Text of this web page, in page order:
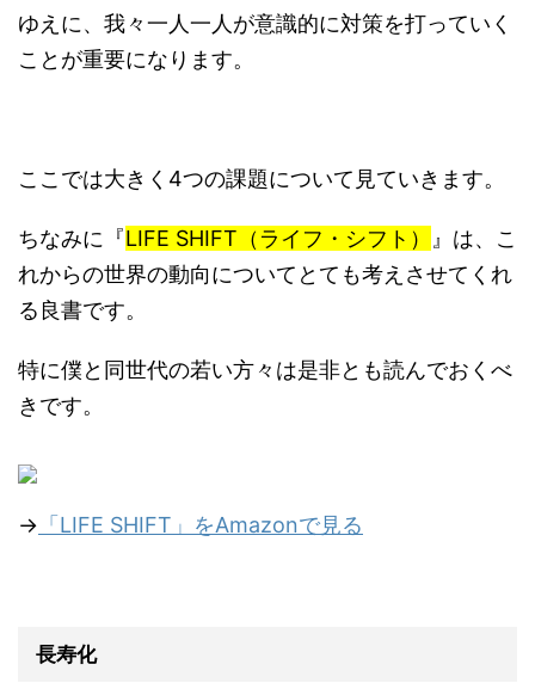
ゆえに、我々一人一人が意識的に対策を打っていく
ことが重要になります。
ここでは大きく4つの課題について見ていきます。
ちなみに『LIFE SHIFT（ライフ・シフト） 』は、こ
れからの世界の動向についてとても考えさせてくれ
る良書です。
特に僕と同世代の若い方々は是非とも読んでおくべ
きです。
→ 「LIFE SHIFT」をAmazonで見る
長寿化